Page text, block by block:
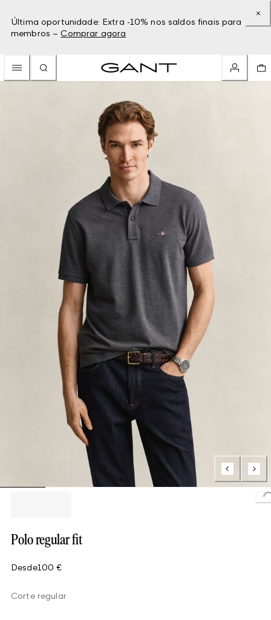
Última oportunidade: Extra -10% nos saldos finais para
membros – Comprar agora
Polo regular fit
Desde100 €
Corte regular